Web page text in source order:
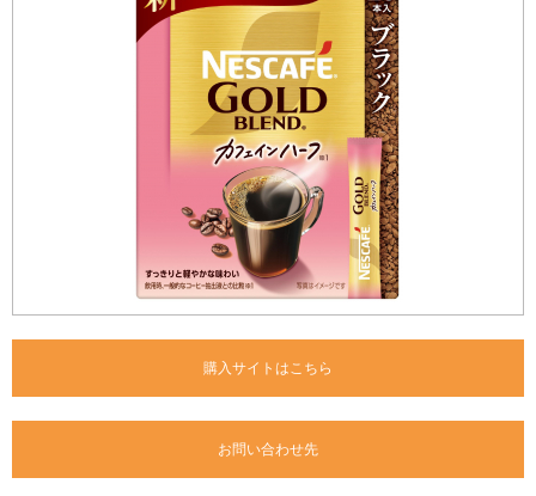
購入サイトはこちら
お問い合わせ先